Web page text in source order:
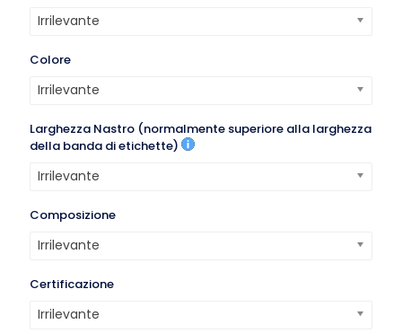
Irrilevante
Colore
Irrilevante
Larghezza Nastro (normalmente superiore alla larghezza
della banda di etichette)
Irrilevante
Composizione
Irrilevante
Certificazione
Irrilevante